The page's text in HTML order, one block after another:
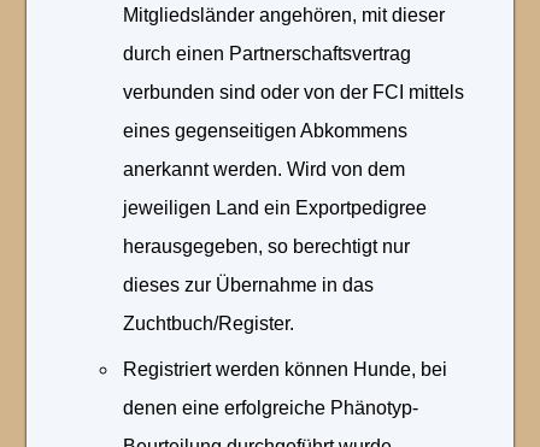
Mitgliedsländer angehören, mit dieser
durch einen Partnerschaftsvertrag
verbunden sind oder von der FCI mittels
eines gegenseitigen Abkommens
anerkannt werden. Wird von dem
jeweiligen Land ein Exportpedigree
herausgegeben, so berechtigt nur
dieses zur Übernahme in das
Zuchtbuch/Register.
Registriert werden können Hunde, bei
denen eine erfolgreiche Phänotyp-